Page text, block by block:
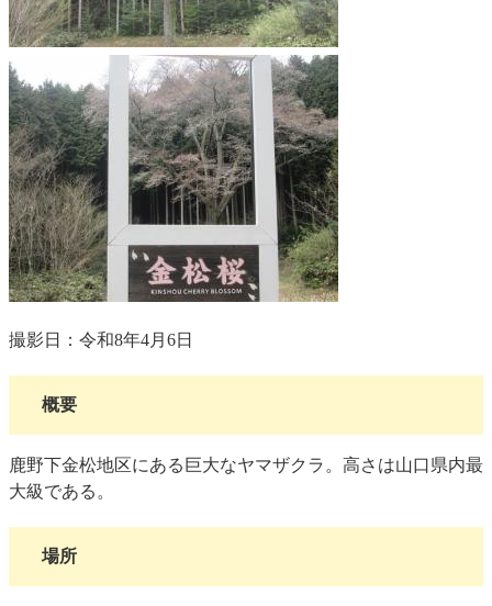
撮影日：令和8年4月6日
概要
鹿野下金松地区にある巨大なヤマザクラ。高さは山口県内最
大級である。
場所